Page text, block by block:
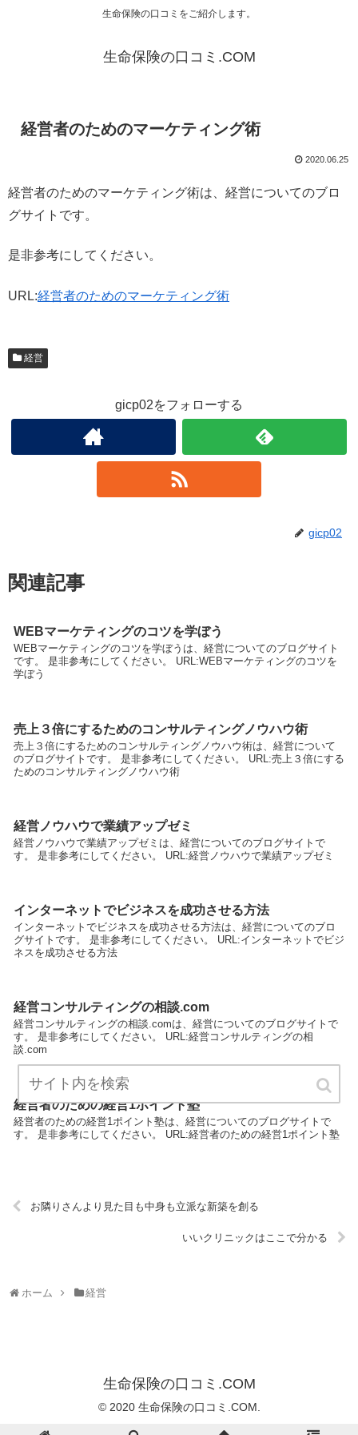
生命保険の口コミをご紹介します。
生命保険の口コミ.COM
経営者のためのマーケティング術
2020.06.25
経営者のためのマーケティング術は、経営についてのブロ
グサイトです。
是非参考にしてください。
URL:経営者のためのマーケティング術
経営
gicp02をフォローする
gicp02
関連記事
WEBマーケティングのコツを学ぼう
WEBマーケティングのコツを学ぼうは、経営についてのブログサイト
です。 是非参考にしてください。 URL:WEBマーケティングのコツを
学ぼう
売上３倍にするためのコンサルティングノウハウ術
売上３倍にするためのコンサルティングノウハウ術は、経営について
のブログサイトです。 是非参考にしてください。 URL:売上３倍にする
ためのコンサルティングノウハウ術
経営ノウハウで業績アップゼミ
経営ノウハウで業績アップゼミは、経営についてのブログサイトで
す。 是非参考にしてください。 URL:経営ノウハウで業績アップゼミ
インターネットでビジネスを成功させる方法
インターネットでビジネスを成功させる方法は、経営についてのブロ
グサイトです。 是非参考にしてください。 URL:インターネットでビジ
ネスを成功させる方法
経営コンサルティングの相談.com
経営コンサルティングの相談.comは、経営についてのブログサイトで
す。 是非参考にしてください。 URL:経営コンサルティングの相
談.com
経営者のための経営1ポイント塾
経営者のための経営1ポイント塾は、経営についてのブログサイトで
す。 是非参考にしてください。 URL:経営者のための経営1ポイント塾
お隣りさんより見た目も中身も立派な新築を創る
いいクリニックはここで分かる
ホーム 経営
生命保険の口コミ.COM
© 2020 生命保険の口コミ.COM.